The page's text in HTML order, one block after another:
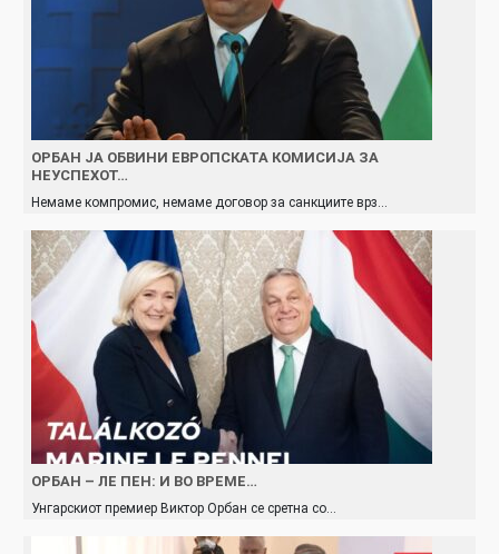
ОРБАН ЈА ОБВИНИ ЕВРОПСКАТА КОМИСИЈА ЗА
НЕУСПЕХОТ…
Немаме компромис, немаме договор за санкциите врз…
ОРБАН – ЛЕ ПЕН: И ВО ВРЕМЕ…
Унгарскиот премиер Виктор Орбан се сретна со…